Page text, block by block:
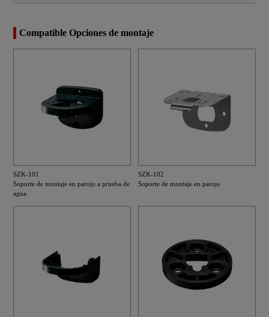
Compatible Opciones de montaje
SZK-101
Soporte de montaje en parojo a prueba de
agua
SZK-102
Soporte de montaje en parojo